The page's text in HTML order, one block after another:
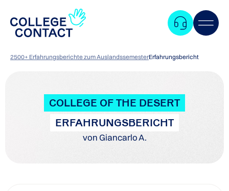
2500+ Erfahrungsberichte zum AuslandssemesterErfahrungsbericht
COLLEGE OF THE DESERT
ERFAHRUNGSBERICHT
von Giancarlo A.